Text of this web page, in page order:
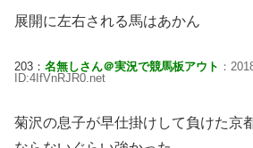
展開に左右される馬はあかん
203： 名無しさん＠実況で競馬板アウト ：
ID:4IfVnRJR0.net
菊沢の息子が早仕掛けして負けた京